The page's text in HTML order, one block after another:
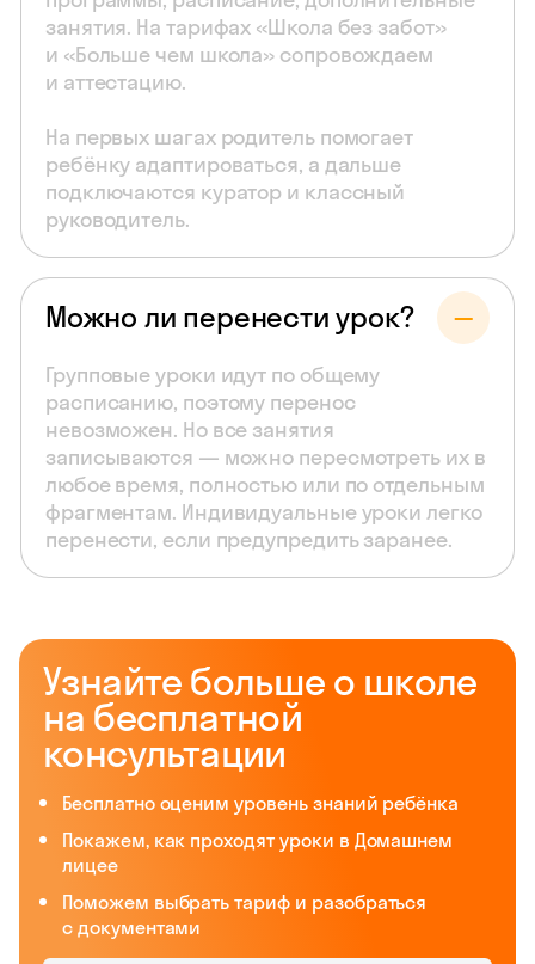
занятия. На тарифах «Школа без забот»
и «Больше чем школа» сопровождаем
и аттестацию.
На первых шагах родитель помогает
ребёнку адаптироваться, а дальше
подключаются куратор и классный
руководитель.
Можно ли перенести урок?
Групповые уроки идут по общему
расписанию, поэтому перенос
невозможен. Но все занятия
записываются — можно пересмотреть их в
любое время, полностью или по отдельным
фрагментам. Индивидуальные уроки легко
перенести, если предупредить заранее.
Узнайте больше о школе
на бесплатной
консультации
Бесплатно оценим уровень знаний ребёнка
Покажем, как проходят уроки в Домашнем
лицее
Поможем выбрать тариф и разобраться
с документами